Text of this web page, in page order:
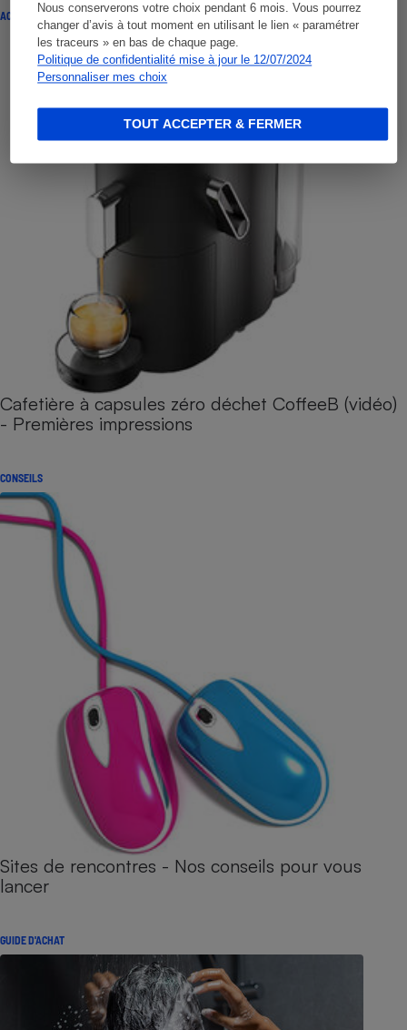
Nous conserverons votre choix pendant 6 mois. Vous pourrez
changer d’avis à tout moment en utilisant le lien « paramétrer
les traceurs » en bas de chaque page.
Politique de confidentialité mise à jour le 12/07/2024
Personnaliser mes choix
TOUT ACCEPTER & FERMER
ACTUALITÉ
Cafetière à capsules zéro déchet CoffeeB (vidéo)
- Premières impressions
CONSEILS
Sites de rencontres - Nos conseils pour vous
lancer
GUIDE D'ACHAT